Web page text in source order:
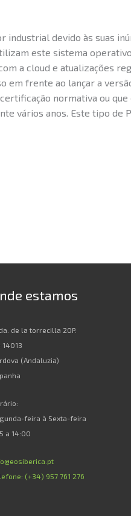
industrial devido às suas
este sistema
a cloud e atualizações
em frente ao lançar a
normativa ou que
vários anos. Este tipo de
estamos
de la torrecilla 20P.
14013
(Andaluzia)
feira à Sexta-feira
a 14:00
(+34) 957 761 276